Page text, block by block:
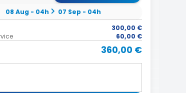
08 Aug - 04h
07 Sep - 04h
300,00 €
60,00 €
360,00 €